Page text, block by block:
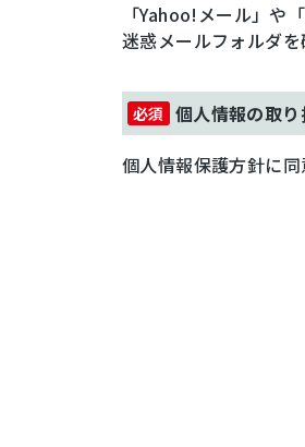
「Yahoo!メール」や
迷惑メールフォルダ
個人情報の取
個人情報保護方針に